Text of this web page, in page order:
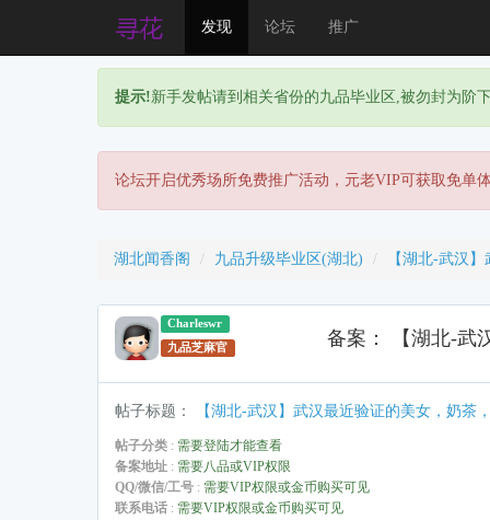
发现 论坛 推广
提示!新手发帖请到相关省份的九品毕业区,被勿封为阶
论坛开启优秀场所免费推广活动，元老VIP可获取免单
湖北闻香阁 九品升级毕业区(湖北) 【湖北-武汉
Charleswr
九品芝麻官
备案： 【湖北-武
帖子标题 ： 【湖北-武汉】武汉最近验证的美女，奶茶
帖子分类 : 需要登陆才能查看
备案地址 : 需要八品或VIP权限
QQ/微信/工号 : 需要VIP权限或金币购买可见
联系电话 : 需要VIP权限或金币购买可见